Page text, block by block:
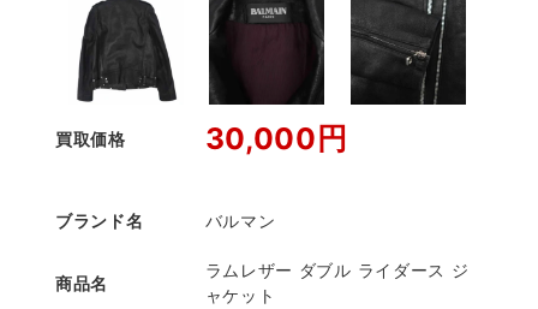
買取価格 30,000円
ブランド名 バルマン
商品名
ラムレザー ダブル ライダース ジ
ャケット